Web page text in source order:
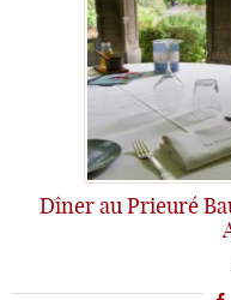
Dîner au Prieuré